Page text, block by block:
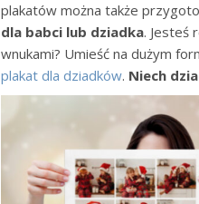
plakatów można także
dla babci lub dziadka. Jesteś
wnukami? Umieść na dużym
plakat dla dziadków. Niech